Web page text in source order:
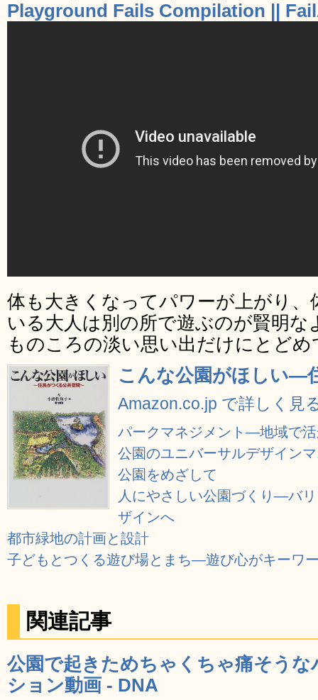
Playground Fails Compilation ||
体も大きくなってパワーが上がり
いる大人は別の所で遊ぶのが賢明な
ものころの淡い思い出だけにとど
こんな公園がほしい―
Amazon.co.jp で詳しく見
パークマネジメント―地域で
公園のユニバーサルデザイン
公園をめざして
人にやさしい公園づくり―バ
ザインへ
都市緑地の計画と設計
子どもとつくる遊び場とまち―遊び心がキーワ
関連記事
公園で起きためちゃくちゃ痛そう
ション動画 - DNA